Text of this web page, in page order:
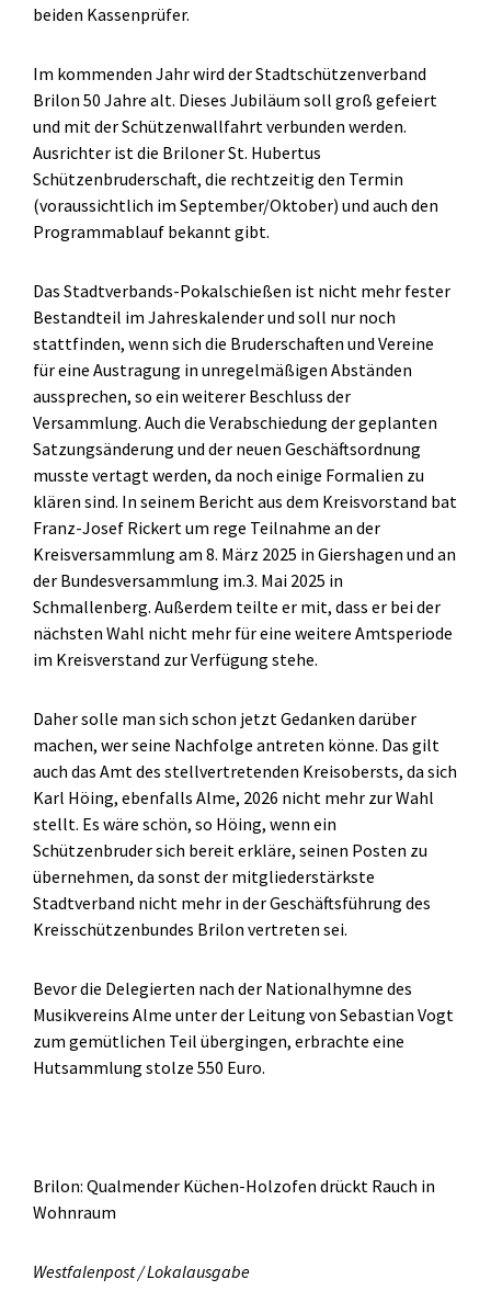
beiden Kassenprüfer.
Im kommenden Jahr wird der Stadtschützenverband
Brilon 50 Jahre alt. Dieses Jubiläum soll groß gefeiert
und mit der Schützenwallfahrt verbunden werden.
Ausrichter ist die Briloner St. Hubertus
Schützenbruderschaft, die rechtzeitig den Termin
(voraussichtlich im September/Oktober) und auch den
Programmablauf bekannt gibt.
Das Stadtverbands-Pokalschießen ist nicht mehr fester
Bestandteil im Jahreskalender und soll nur noch
stattfinden, wenn sich die Bruderschaften und Vereine
für eine Austragung in unregelmäßigen Abständen
aussprechen, so ein weiterer Beschluss der
Versammlung. Auch die Verabschiedung der geplanten
Satzungsänderung und der neuen Geschäftsordnung
musste vertagt werden, da noch einige Formalien zu
klären sind. In seinem Bericht aus dem Kreisvorstand bat
Franz-Josef Rickert um rege Teilnahme an der
Kreisversammlung am 8. März 2025 in Giershagen und an
der Bundesversammlung im.3. Mai 2025 in
Schmallenberg. Außerdem teilte er mit, dass er bei der
nächsten Wahl nicht mehr für eine weitere Amtsperiode
im Kreisverstand zur Verfügung stehe.
Daher solle man sich schon jetzt Gedanken darüber
machen, wer seine Nachfolge antreten könne. Das gilt
auch das Amt des stellvertretenden Kreisobersts, da sich
Karl Höing, ebenfalls Alme, 2026 nicht mehr zur Wahl
stellt. Es wäre schön, so Höing, wenn ein
Schützenbruder sich bereit erkläre, seinen Posten zu
übernehmen, da sonst der mitgliederstärkste
Stadtverband nicht mehr in der Geschäftsführung des
Kreisschützenbundes Brilon vertreten sei.
Bevor die Delegierten nach der Nationalhymne des
Musikvereins Alme unter der Leitung von Sebastian Vogt
zum gemütlichen Teil übergingen, erbrachte eine
Hutsammlung stolze 550 Euro.
Brilon: Qualmender Küchen-Holzofen drückt Rauch in
Wohnraum
Westfalenpost / Lokalausgabe